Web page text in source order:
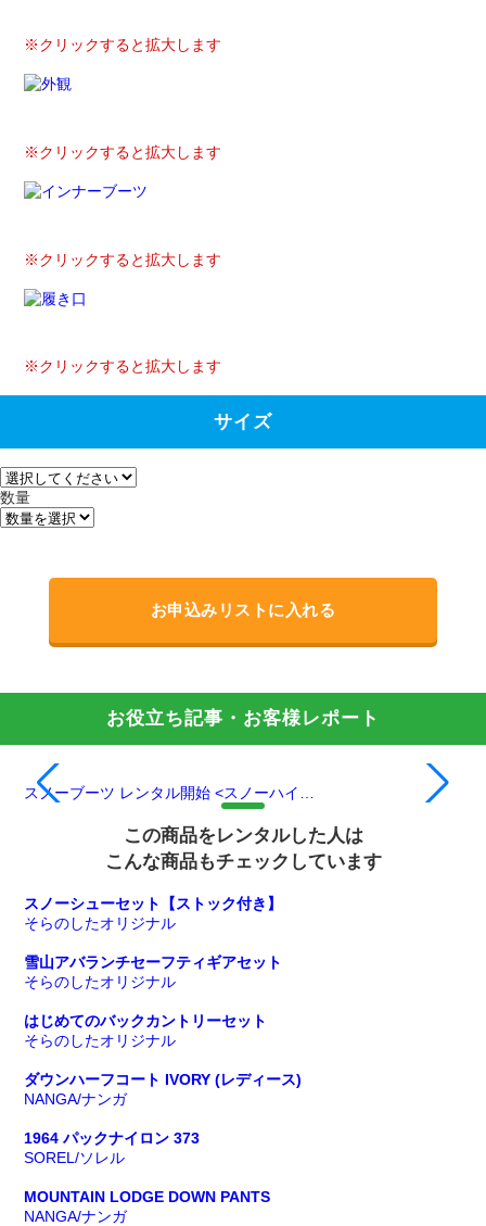
※クリックすると拡大します
※クリックすると拡大します
※クリックすると拡大します
※クリックすると拡大します
サイズ
数量
お申込みリストに入れる
お役立ち記事・お客様レポート
スノーブーツ レンタル開始 <スノーハイ…
この商品をレンタルした人は
こんな商品もチェックしています
スノーシューセット【ストック付き】
そらのしたオリジナル
雪山アバランチセーフティギアセット
そらのしたオリジナル
はじめてのバックカントリーセット
そらのしたオリジナル
ダウンハーフコート IVORY (レディース)
NANGA/ナンガ
1964 パックナイロン 373
SOREL/ソレル
MOUNTAIN LODGE DOWN PANTS
NANGA/ナンガ